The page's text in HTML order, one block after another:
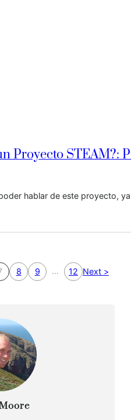
Proyecto STEAM?:
hablar de este proyecto,
8 9 … 12 Next >